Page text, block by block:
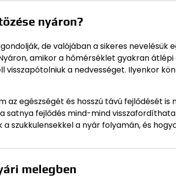
nyáron?
de valójában a sikeres nevelésük
amikor a hőmérséklet gyakran átlépi
a nedvességet. Ilyenkor
egészségét és hosszú távú fejlődését is
satnya fejlődés mind-mind
szukkulensekkel a nyár folyamán, és
melegben